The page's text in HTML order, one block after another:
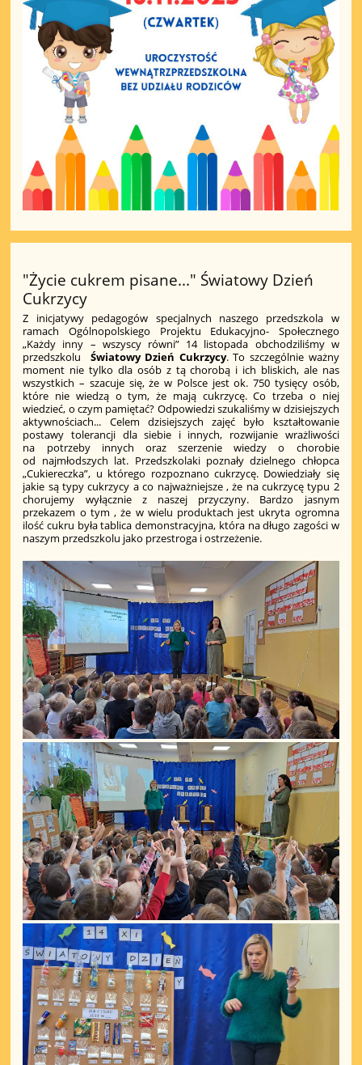
"Życie cukrem pisane..." Światowy Dzień
Cukrzycy
Z inicjatywy pedagogów specjalnych naszego przedszkola w
ramach Ogólnopolskiego Projektu Edukacyjno- Społecznego
„Każdy inny – wszyscy równi” 14 listopada obchodziliśmy w
przedszkolu Światowy Dzień Cukrzycy. To szczególnie ważny
moment nie tylko dla osób z tą chorobą i ich bliskich, ale nas
wszystkich – szacuje się, że w Polsce jest ok. 750 tysięcy osób,
które nie wiedzą o tym, że mają cukrzycę. Co trzeba o niej
wiedzieć, o czym pamiętać? Odpowiedzi szukaliśmy w dzisiejszych
aktywnościach...
Celem dzisiejszych zajęć było kształtowanie
postawy tolerancji dla siebie i innych, rozwijanie wrażliwości
na potrzeby innych oraz szerzenie wiedzy o chorobie
od najmłodszych lat. Przedszkolaki poznały dzielnego chłopca
„Cukiereczka”, u którego rozpoznano cukrzycę. Dowiedziały się
jakie są typy cukrzycy a co najważniejsze , że na cukrzycę typu 2
chorujemy wyłącznie z naszej przyczyny. Bardzo jasnym
przekazem o tym , że w wielu produktach jest ukryta ogromna
ilość cukru była tablica demonstracyjna, która na długo zagości w
naszym przedszkolu jako przestroga i ostrzeżenie.